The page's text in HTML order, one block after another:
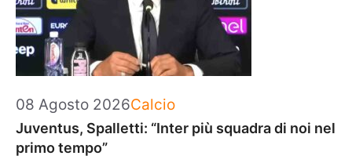
08 Agosto 2026Categorie
Calcio
Juventus, Spalletti: “Inter più squadra di noi nel
primo tempo”